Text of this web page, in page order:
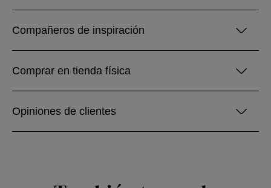
Compañeros de inspiración
Comprar en tienda física
Opiniones de clientes